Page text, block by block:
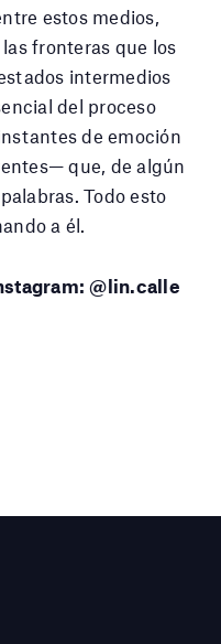
estos medios,
fronteras que los
intermedios
del proceso
de emoción
que, de algún
Todo esto
a él.
@lin.calle